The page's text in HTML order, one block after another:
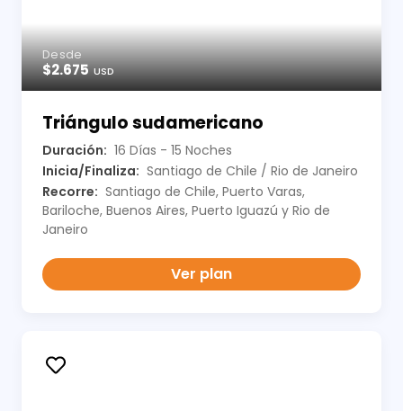
Desde
$2.675USD
Triángulo sudamericano
Duración: 16 Días - 15 Noches
Inicia/Finaliza: Santiago de Chile / Rio de Janeiro
Recorre: Santiago de Chile, Puerto Varas,
Bariloche, Buenos Aires, Puerto Iguazú y Rio de
Janeiro
Ver plan